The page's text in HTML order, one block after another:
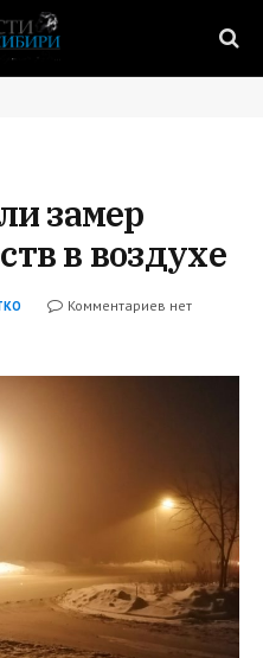
замер
в воздухе
Комментариев нет